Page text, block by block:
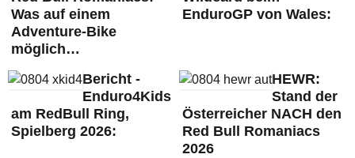
Was auf einem
Adventure-Bike
möglich…
EnduroGP von Wales:
Bericht -
Enduro4Kids
am RedBull Ring,
Spielberg 2026:
HEWR:
Stand der
Österreicher NACH den
Red Bull Romaniacs
2026